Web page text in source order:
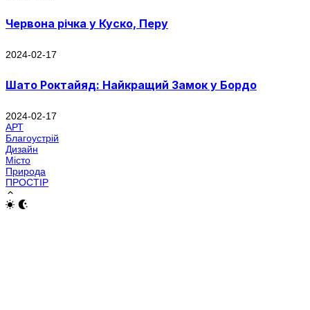
Червона річка у Куско, Перу
2024-02-17
Шато Роктайяд: Найкращий Замок у Бордо
2024-02-17
АРТ
Благоустрій
Дизайн
Місто
Природа
ПРОСТІР